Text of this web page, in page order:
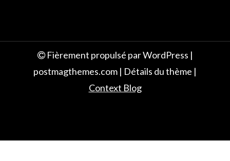
Fièrement propulsé par WordPress |
postmagthemes.com | Détails du thème |
Context Blog